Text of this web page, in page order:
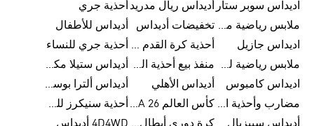
اديداس سوبر ستار
أديداس ريال مدريد أحذية جري
ملابس رياضية من أديداس تخفيضات أديداس
أديداس للأطفال
اديداس جازيل
أحذية كرة القدم من أديداس
أحذية جري للنساء
ملابس رياضية للأطفال من أديداس
منفذ بيع أحذية الرجال من أديداس
أديداس ستيلا مكارتني
اديداس كامبوس
أديداس الأهلي
أديداس ألترا بوست للنساء
مضارب وأحذية البادل من أديداس
كأس العالم FIFA 26™
أحذية سنيكرز للرجال من أديداس